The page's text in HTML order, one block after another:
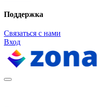
Поддержка
Связаться с нами
Вход